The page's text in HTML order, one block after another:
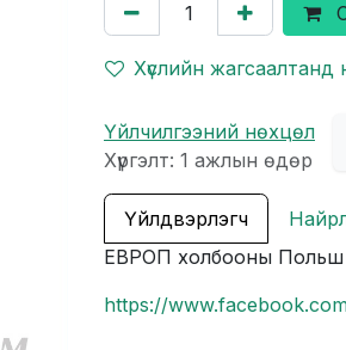
Хүслийн жагсаалтанд
Үйлчилгээний нөхцөл
Хүргэлт: 1 ажлын өдөр
Үйлдвэрлэгч
ЕВРОП холбооны Польш
https://